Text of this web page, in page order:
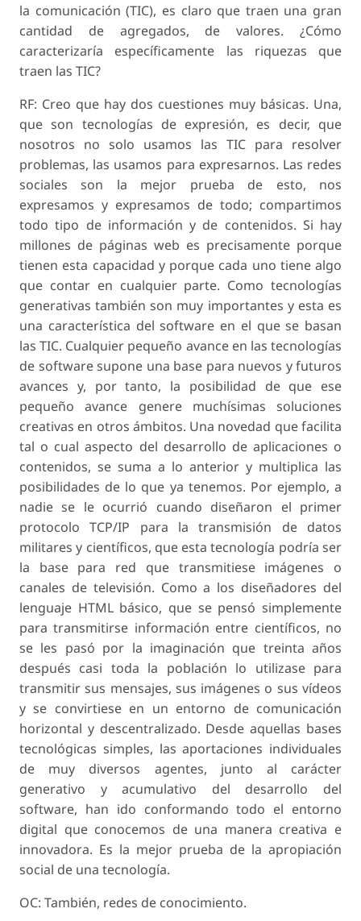
la comunicación (TIC), es claro que traen una gran
cantidad de agregados, de valores. ¿Cómo
caracterizaría específicamente las riquezas que
traen las TIC?
RF: Creo que hay dos cuestiones muy básicas. Una,
que son tecnologías de expresión, es decir, que
nosotros no solo usamos las TIC para resolver
problemas, las usamos para expresarnos. Las redes
sociales son la mejor prueba de esto, nos
expresamos y expresamos de todo; compartimos
todo tipo de información y de contenidos. Si hay
millones de páginas web es precisamente porque
tienen esta capacidad y porque cada uno tiene algo
que contar en cualquier parte. Como tecnologías
generativas también son muy importantes y esta es
una característica del software en el que se basan
las TIC. Cualquier pequeño avance en las tecnologías
de software supone una base para nuevos y futuros
avances y, por tanto, la posibilidad de que ese
pequeño avance genere muchísimas soluciones
creativas en otros ámbitos. Una novedad que facilita
tal o cual aspecto del desarrollo de aplicaciones o
contenidos, se suma a lo anterior y multiplica las
posibilidades de lo que ya tenemos. Por ejemplo, a
nadie se le ocurrió cuando diseñaron el primer
protocolo TCP/IP para la transmisión de datos
militares y científicos, que esta tecnología podría ser
la base para red que transmitiese imágenes o
canales de televisión. Como a los diseñadores del
lenguaje HTML básico, que se pensó simplemente
para transmitirse información entre científicos, no
se les pasó por la imaginación que treinta años
después casi toda la población lo utilizase para
transmitir sus mensajes, sus imágenes o sus vídeos
y se convirtiese en un entorno de comunicación
horizontal y descentralizado. Desde aquellas bases
tecnológicas simples, las aportaciones individuales
de muy diversos agentes, junto al carácter
generativo y acumulativo del desarrollo del
software, han ido conformando todo el entorno
digital que conocemos de una manera creativa e
innovadora. Es la mejor prueba de la apropiación
social de una tecnología.
OC: También, redes de conocimiento.